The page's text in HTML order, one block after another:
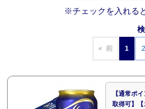
※チェックを入れる
« 前 1 2
【通常ポ
取得可】【